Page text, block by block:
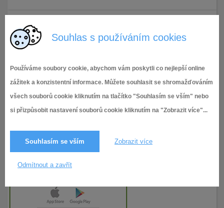
Souhlas s používáním cookies
Používáme soubory cookie, abychom vám poskytli co nejlepší online
zážitek a konzistentní informace. Můžete souhlasit se shromažďováním
všech souborů cookie kliknutím na tlačítko "Souhlasím se vším" nebo
si přizpůsobit nastavení souborů cookie kliknutím na "Zobrazit více"...
Souhlasím se vším Zobrazit více
Odmítnout a zavřít
Příloha č. 9